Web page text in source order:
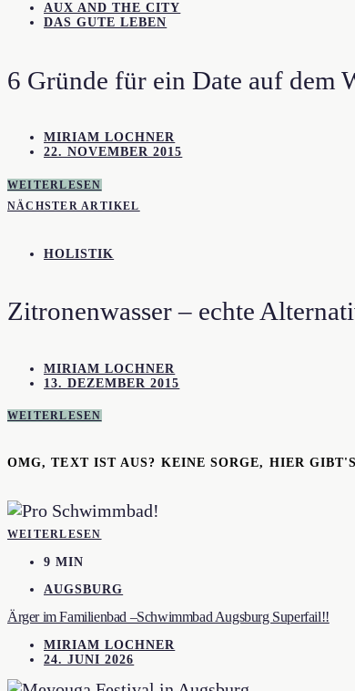
AUX AND THE CITY
DAS GUTE LEBEN
6 Gründe für ein Date auf dem
MIRIAM LOCHNER
22. NOVEMBER 2015
WEITERLESEN
NÄCHSTER ARTIKEL
HOLISTIK
Zitronenwasser – echte
MIRIAM LOCHNER
13. DEZEMBER 2015
WEITERLESEN
OMG, TEXT IST AUS? KEINE SORGE, HIER
WEITERLESEN
9 MIN
AUGSBURG
Ärger im Familienbad –Schwimmbad Augsburg Superfail!!
MIRIAM LOCHNER
24. JUNI 2026